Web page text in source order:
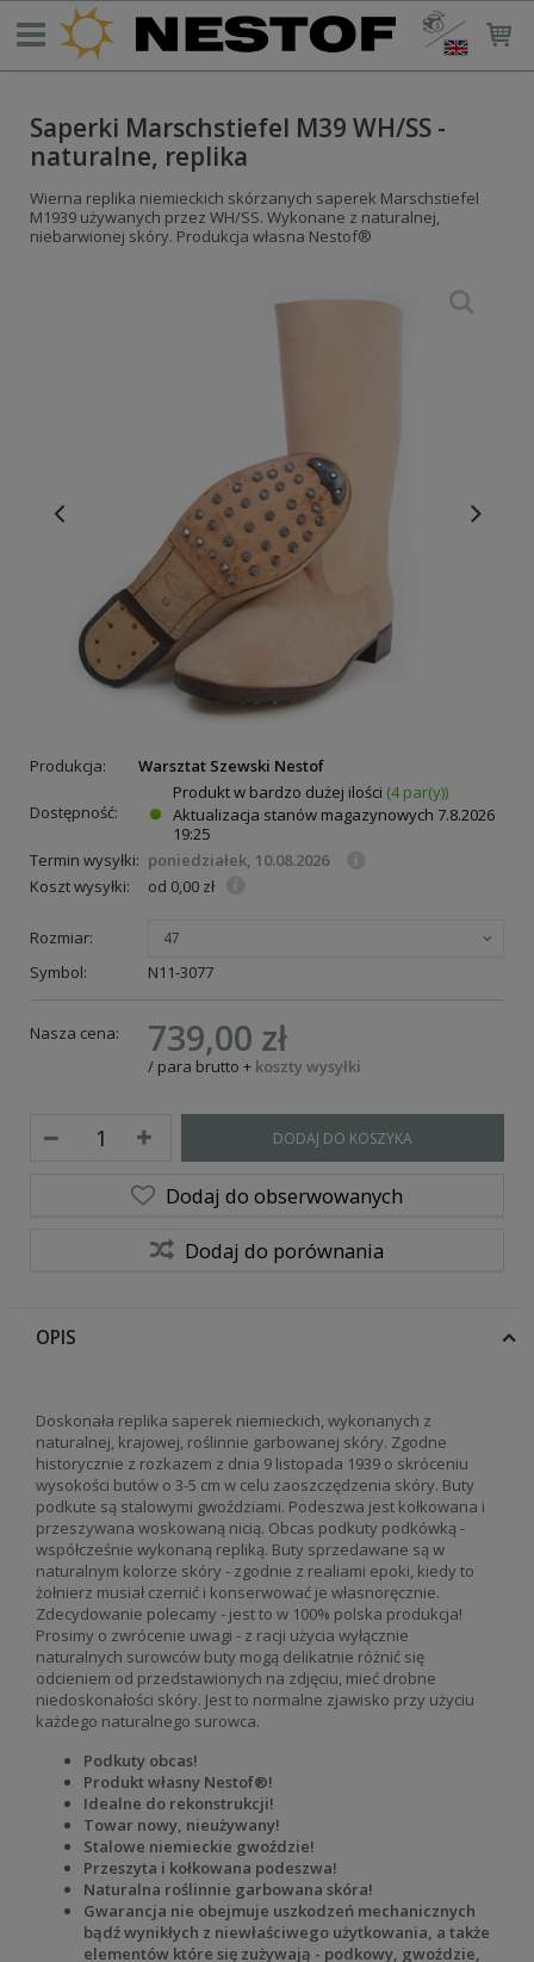
Saperki Marschstiefel M39 WH/SS -
naturalne, replika
Wierna replika niemieckich skórzanych saperek Marschstiefel
M1939 używanych przez WH/SS. Wykonane z naturalnej,
niebarwionej skóry. Produkcja własna Nestof®
Produkcja: Warsztat Szewski Nestof
Dostępność:
Produkt w bardzo dużej ilości (4 par(y))
Aktualizacja stanów magazynowych 7.8.2026
19:25
Termin wysyłki: poniedziałek, 10.08.2026
Koszt wysyłki:
od 0,00 zł
Rozmiar: 47
Symbol: N11-3077
Nasza cena: 739,00 zł
/ para brutto + koszty wysyłki
DODAJ DO KOSZYKA
Dodaj do obserwowanych
Dodaj do porównania
OPIS
Doskonała replika saperek niemieckich, wykonanych z
naturalnej, krajowej, roślinnie garbowanej skóry. Zgodne
historycznie z rozkazem z dnia 9 listopada 1939 o skróceniu
wysokości butów o 3-5 cm w celu zaoszczędzenia skóry. Buty
podkute są stalowymi gwoździami. Podeszwa jest kołkowana i
przeszywana woskowaną nicią. Obcas podkuty podkówką -
współcześnie wykonaną repliką. Buty sprzedawane są w
naturalnym kolorze skóry - zgodnie z realiami epoki, kiedy to
żołnierz musiał czernić i konserwować je własnoręcznie.
Zdecydowanie polecamy - jest to w 100% polska produkcja!
Prosimy o zwrócenie uwagi - z racji użycia wyłącznie
naturalnych surowców buty mogą delikatnie różnić się
odcieniem od przedstawionych na zdjęciu, mieć drobne
niedoskonałości skóry. Jest to normalne zjawisko przy użyciu
każdego naturalnego surowca.
Podkuty obcas!
Produkt własny Nestof®!
Idealne do rekonstrukcji!
Towar nowy, nieużywany!
Stalowe niemieckie gwoździe!
Przeszyta i kołkowana podeszwa!
Naturalna roślinnie garbowana skóra!
Gwarancja nie obejmuje uszkodzeń mechanicznych
bądź wynikłych z niewłaściwego użytkowania, a także
elementów które się zużywają - podkowy, gwoździe,